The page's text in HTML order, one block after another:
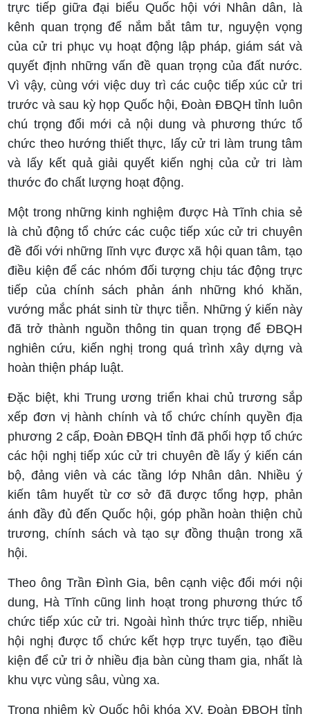
trực tiếp giữa đại biểu Quốc hội với Nhân dân, là
kênh quan trọng để nắm bắt tâm tư, nguyện vọng
của cử tri phục vụ hoạt động lập pháp, giám sát và
quyết định những vấn đề quan trọng của đất nước.
Vì vậy, cùng với việc duy trì các cuộc tiếp xúc cử tri
trước và sau kỳ họp Quốc hội, Đoàn ĐBQH tỉnh luôn
chú trọng đổi mới cả nội dung và phương thức tổ
chức theo hướng thiết thực, lấy cử tri làm trung tâm
và lấy kết quả giải quyết kiến nghị của cử tri làm
thước đo chất lượng hoạt động.
Một trong những kinh nghiệm được Hà Tĩnh chia sẻ
là chủ động tổ chức các cuộc tiếp xúc cử tri chuyên
đề đối với những lĩnh vực được xã hội quan tâm, tạo
điều kiện để các nhóm đối tượng chịu tác động trực
tiếp của chính sách phản ánh những khó khăn,
vướng mắc phát sinh từ thực tiễn. Những ý kiến này
đã trở thành nguồn thông tin quan trọng để ĐBQH
nghiên cứu, kiến nghị trong quá trình xây dựng và
hoàn thiện pháp luật.
Đặc biệt, khi Trung ương triển khai chủ trương sắp
xếp đơn vị hành chính và tổ chức chính quyền địa
phương 2 cấp, Đoàn ĐBQH tỉnh đã phối hợp tổ chức
các hội nghị tiếp xúc cử tri chuyên đề lấy ý kiến cán
bộ, đảng viên và các tầng lớp Nhân dân. Nhiều ý
kiến tâm huyết từ cơ sở đã được tổng hợp, phản
ánh đầy đủ đến Quốc hội, góp phần hoàn thiện chủ
trương, chính sách và tạo sự đồng thuận trong xã
hội.
Theo ông Trần Đình Gia, bên cạnh việc đổi mới nội
dung, Hà Tĩnh cũng linh hoạt trong phương thức tổ
chức tiếp xúc cử tri. Ngoài hình thức trực tiếp, nhiều
hội nghị được tổ chức kết hợp trực tuyến, tạo điều
kiện để cử tri ở nhiều địa bàn cùng tham gia, nhất là
khu vực vùng sâu, vùng xa.
Trong nhiệm kỳ Quốc hội khóa XV, Đoàn ĐBQH tỉnh